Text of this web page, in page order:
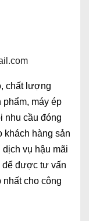
chất lượng
máy ép
nhu cầu đóng
khách hàng sản
vụ hậu mãi
để được tư vấn
cho công